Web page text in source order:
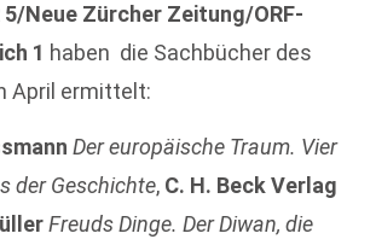
5/Neue Zürcher Zeitung/ORF-
1 haben die Sachbücher des
April ermittelt:
Der europäische Traum. Vier
der Geschichte, C. H. Beck Verlag
Freuds Dinge. Der Diwan, die